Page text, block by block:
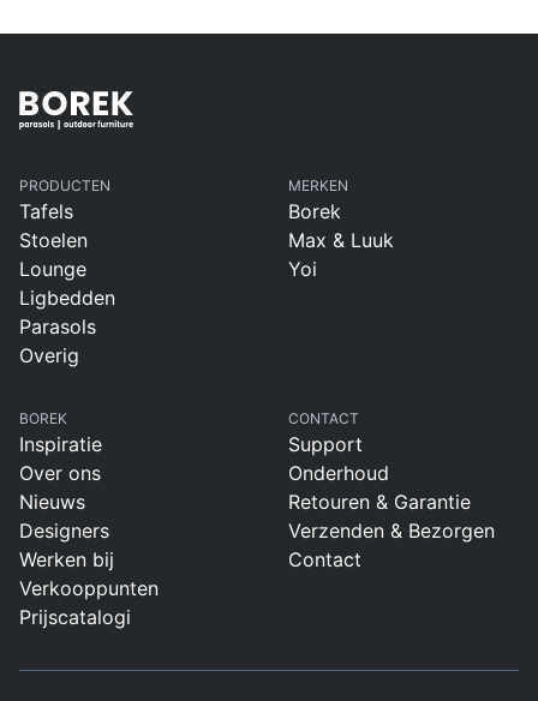
PRODUCTEN
Tafels
Stoelen
Lounge
Ligbedden
Parasols
Overig
MERKEN
Borek
Max & Luuk
Yoi
BOREK
Inspiratie
Over ons
Nieuws
Designers
Werken bij
Verkooppunten
Prijscatalogi
CONTACT
Support
Onderhoud
Retouren & Garantie
Verzenden & Bezorgen
Contact